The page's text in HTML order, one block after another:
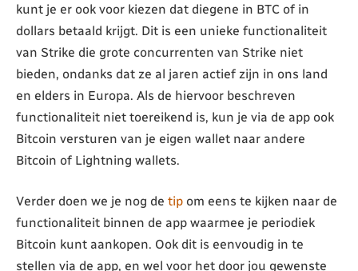
kunt je er ook voor kiezen dat diegene in BTC of in
dollars betaald krijgt. Dit is een unieke functionaliteit
van Strike die grote concurrenten van Strike niet
bieden, ondanks dat ze al jaren actief zijn in ons land
en elders in Europa. Als de hiervoor beschreven
functionaliteit niet toereikend is, kun je via de app ook
Bitcoin versturen van je eigen wallet naar andere
Bitcoin of Lightning wallets.
Verder doen we je nog de tip om eens te kijken naar de
functionaliteit binnen de app waarmee je periodiek
Bitcoin kunt aankopen. Ook dit is eenvoudig in te
stellen via de app, en wel voor het door jou gewenste